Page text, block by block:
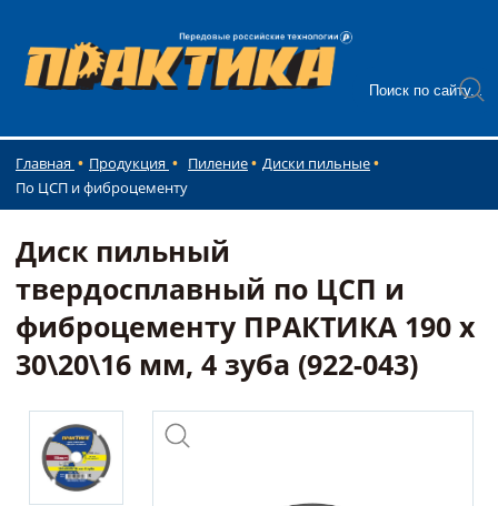
Главная Продукция Пиление
Диски пильные
По ЦСП и фиброцементу
Диск пильный
твердосплавный по ЦСП и
фиброцементу ПРАКТИКА 190 х
30\20\16 мм, 4 зуба (922-043)